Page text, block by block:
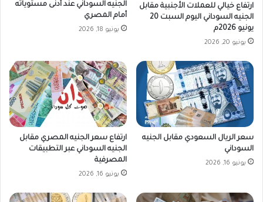
م
د
ن
ي
د
س
"
ارتفاع خيالي للعملات الأجنبية مقابل
الجنيه السوداني اليوم السبت 20
يونيو 2026م
يونيو 20, 2026
الجنيه السوداني عند أدنى مستوياته
أمام المصري
يونيو 18, 2026
سعر الريال السعودي مقابل الجنيه
السوداني
يونيو 16, 2026
ارتفاع سعر الجنيه المصري مقابل
الجنيه السوداني عبر التطبيقات
المصرفية
يونيو 16, 2026